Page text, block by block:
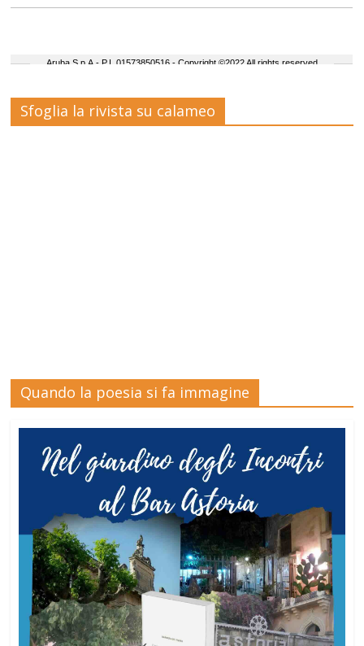
Sfoglia la rivista su calameo
Quando la poesia si fa immagine